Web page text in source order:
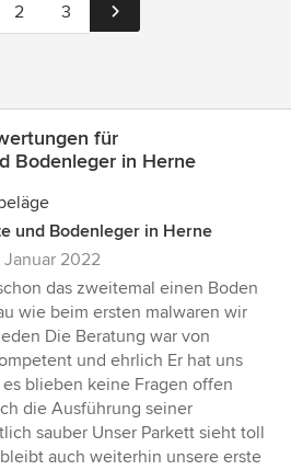
2 3
für
Bodenleger in Herne
und Bodenleger in Herne
Januar 2022
das zweitemal einen Boden
wie beim ersten malwaren wir
Die Beratung war von
und ehrlich Er hat uns
blieben keine Fragen offen
die Ausführung seiner
sauber Unser Parkett sieht toll
auch weiterhin unsere erste